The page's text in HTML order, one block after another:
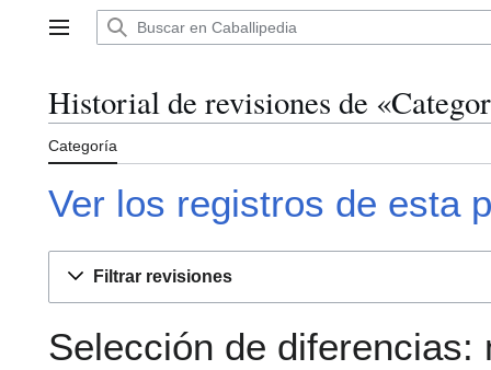
Menú principal
Historial de revisiones de
Categoría
Ver los registros de esta
Filtrar revisiones
Selección de